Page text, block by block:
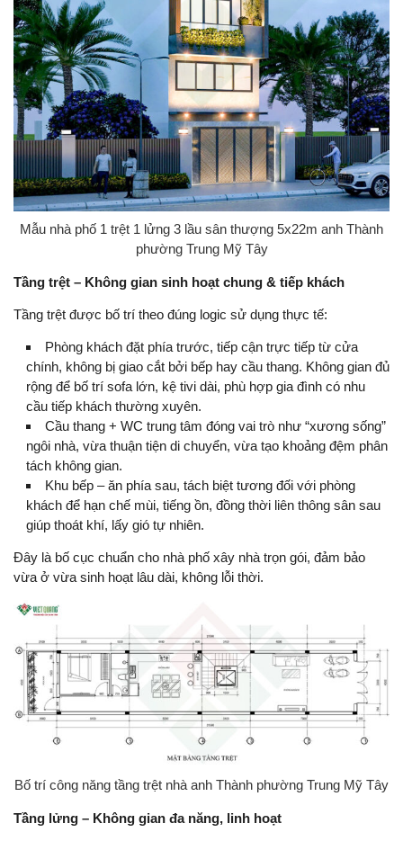
Mẫu nhà phố 1 trệt 1 lửng 3 lầu sân thượng 5x22m anh Thành
phường Trung Mỹ Tây
Tầng trệt – Không gian sinh hoạt chung & tiếp khách
Tầng trệt được bố trí theo đúng logic sử dụng thực tế:
Phòng khách đặt phía trước, tiếp cận trực tiếp từ cửa
chính, không bị giao cắt bởi bếp hay cầu thang. Không gian đủ
rộng để bố trí sofa lớn, kệ tivi dài, phù hợp gia đình có nhu
cầu tiếp khách thường xuyên.
Cầu thang + WC trung tâm đóng vai trò như “xương sống”
ngôi nhà, vừa thuận tiện di chuyển, vừa tạo khoảng đệm phân
tách không gian.
Khu bếp – ăn phía sau, tách biệt tương đối với phòng
khách để hạn chế mùi, tiếng ồn, đồng thời liên thông sân sau
giúp thoát khí, lấy gió tự nhiên.
Đây là bố cục chuẩn cho nhà phố xây nhà trọn gói, đảm bảo
vừa ở vừa sinh hoạt lâu dài, không lỗi thời.
Bố trí công năng tầng trệt nhà anh Thành phường Trung Mỹ Tây
Tầng lửng – Không gian đa năng, linh hoạt